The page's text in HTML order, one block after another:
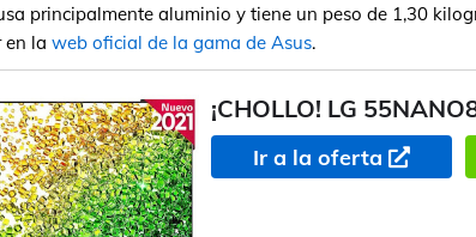
principalmente aluminio y tiene un peso de 1,30
en la web oficial de la gama de Asus.
¡CHOLLO! LG
Ir a la oferta